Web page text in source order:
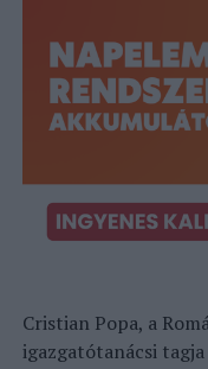
Cristian Popa, a
igazgatótanácsi